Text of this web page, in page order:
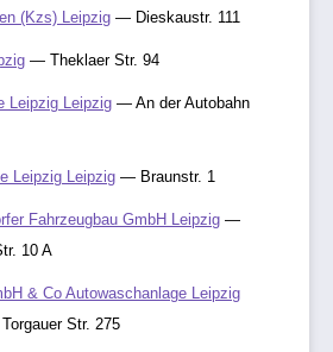
(Kzs) Leipzig — Dieskaustr. 111
— Theklaer Str. 94
Leipzig Leipzig — An der Autobahn
Leipzig Leipzig — Braunstr. 1
Fahrzeugbau GmbH Leipzig —
10 A
& Co Autowaschanlage Leipzig
Str. 275